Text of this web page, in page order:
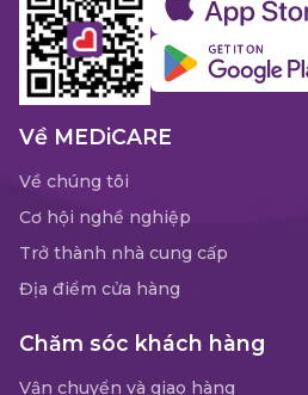
Về MEDiCARE
Về chúng tôi
Cơ hội nghề nghiệp
Trở thành nhà cung cấp
Địa điểm cửa hàng
Chăm sóc khách hàng
Vận chuyển và giao hàng